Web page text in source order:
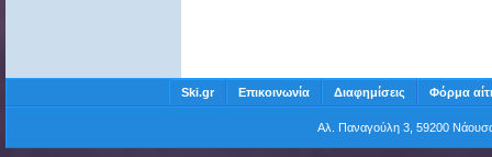
Ski.gr Επικοινωνία Διαφημίσεις Φόρμα
Αλ. Παναγούλη 3, 59200